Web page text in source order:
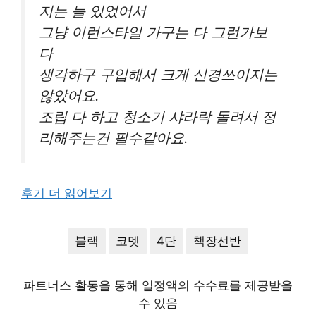
지는 늘 있었어서
그냥 이런스타일 가구는 다 그런가보
다
생각하구 구입해서 크게 신경쓰이지는
않았어요.
조립 다 하고 청소기 샤라락 돌려서 정
리해주는건 필수같아요.
후기 더 읽어보기
블랙 코멧 4단 책장선반